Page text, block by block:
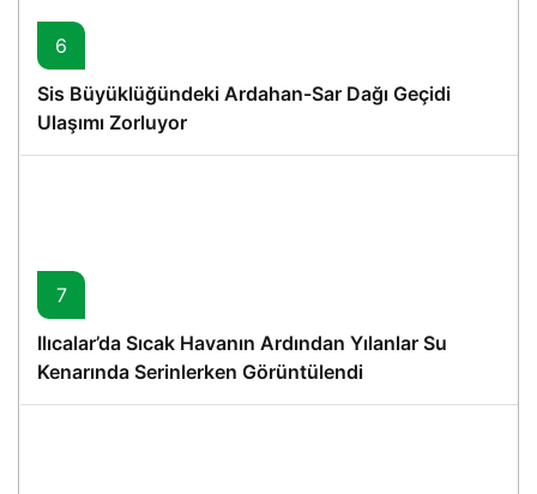
6
Sis Büyüklüğündeki Ardahan-Sar Dağı Geçidi
Ulaşımı Zorluyor
7
Ilıcalar’da Sıcak Havanın Ardından Yılanlar Su
Kenarında Serinlerken Görüntülendi